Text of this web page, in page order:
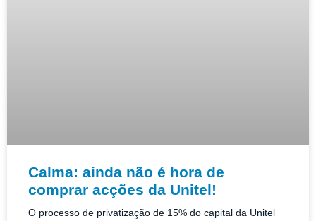
Calma: ainda não é hora de
comprar acções da Unitel!
O processo de privatização de 15% do capital da Unitel